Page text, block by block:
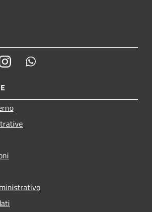
Instagram